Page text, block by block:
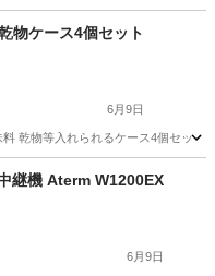
用品 カード
物ケース4個セット
6月9日
乾物等入れられるケース4個セッ
器具機 Aterm W1200EX
6月9日